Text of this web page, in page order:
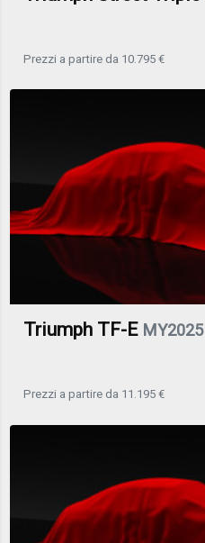
Prezzi a partire da 10.795 €
Triumph TF-E MY2025
Prezzi a partire da 11.195 €